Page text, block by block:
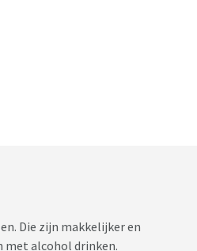
Die zijn makkelijker en
met alcohol drinken.